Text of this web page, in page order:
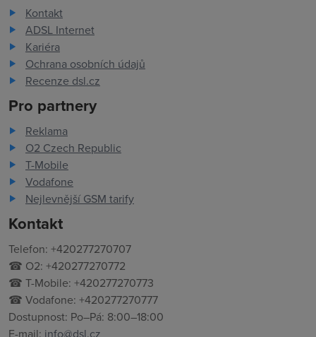
Kontakt
ADSL Internet
Kariéra
Ochrana osobních údajů
Recenze dsl.cz
Pro partnery
Reklama
O2 Czech Republic
T-Mobile
Vodafone
Nejlevnější GSM tarify
Kontakt
Telefon: +420277270707
☎ O2: +420277270772
☎ T-Mobile: +420277270773
☎ Vodafone: +420277270777
Dostupnost: Po–Pá: 8:00–18:00
E-mail: info@dsl.cz